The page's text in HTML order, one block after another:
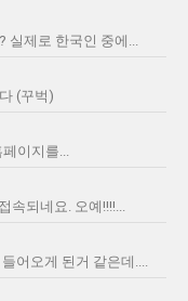
제로 한국인 중에...
(꾸벅)
이지를...
되네요. 오예!!!!...
어오게 된거 같은데....